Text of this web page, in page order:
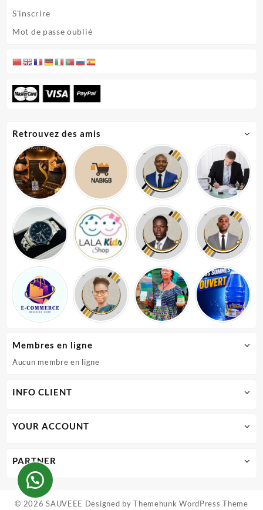
S’inscrire
Mot de passe oublié
Retrouvez des amis
Membres en ligne
Aucun membre en ligne
INFO CLIENT
YOUR ACCOUNT
PARTNER
© 2026SAUVEEE Designed by Themehunk WordPress Theme